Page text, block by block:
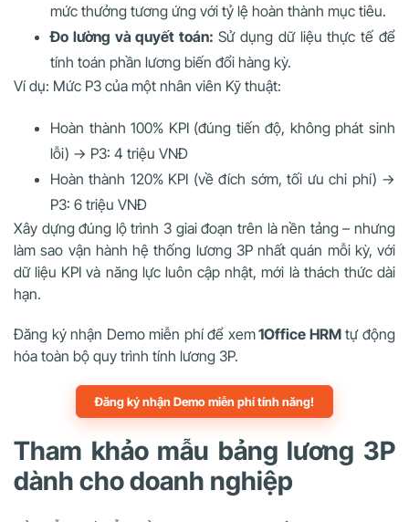
mức thưởng tương ứng với tỷ lệ hoàn thành mục tiêu.
Đo lường và quyết toán:Sử dụng dữ liệu thực tế để
tính toán phần lương biến đổi hàng kỳ.
Ví dụ: Mức P3 của một nhân viên Kỹ thuật:
Hoàn thành 100% KPI (đúng tiến độ, không phát sinh
lỗi) → P3: 4 triệu VNĐ
Hoàn thành 120% KPI (về đích sớm, tối ưu chi phí) →
P3: 6 triệu VNĐ
Xây dựng đúng lộ trình 3 giai đoạn trên là nền tảng – nhưng
làm sao vận hành hệ thống lương 3P nhất quán mỗi kỳ, với
dữ liệu KPI và năng lực luôn cập nhật, mới là thách thức dài
hạn.
Đăng ký nhận Demo miễn phí để xem1Office HRMtự động
hóa toàn bộ quy trình tính lương 3P.
Đăng ký nhận Demo miễn phí tính năng!
Tham khảo mẫu bảng lương 3P
dành cho doanh nghiệp